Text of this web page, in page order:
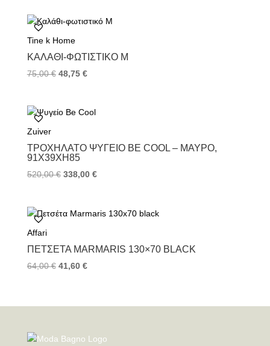
Tine k Home
ΚΑΛΆΘΙ-ΦΩΤΙΣΤΙΚΌ M
75,00€ 48,75 €
Zuiver
ΤΡΟΧΉΛΑΤΟ ΨΥΓΕΊΟ BE COOL – ΜΑΎΡΟ,
91X39XH85
520,00€ 338,00 €
Affari
ΠΕΤΣΈΤΑ MARMARIS 130×70 BLACK
64,00€ 41,60 €